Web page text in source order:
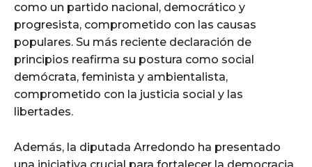
como un partido nacional, democrático y
progresista, comprometido con las causas
populares. Su más reciente declaración de
principios reafirma su postura como social
demócrata, feminista y ambientalista,
comprometido con la justicia social y las
libertades.
Además, la diputada Arredondo ha presentado